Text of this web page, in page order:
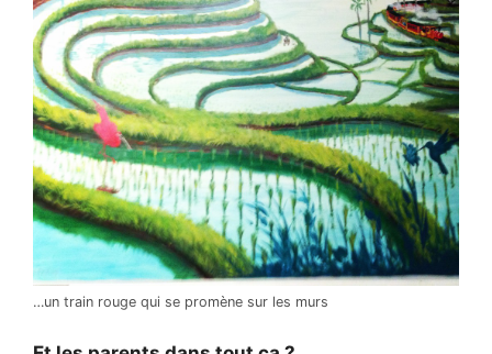
…un train rouge qui se promène sur les murs